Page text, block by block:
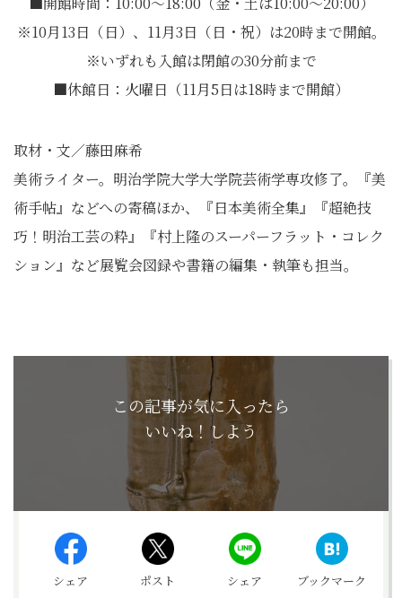
※10月13日（日）、11月3日（日・祝）は20時まで開館。
※いずれも入館は閉館の30分前まで
■休館日：火曜日（11月5日は18時まで開館）
取材・文／藤田麻希
美術ライター。明治学院大学大学院芸術学専攻修了。『美
術手帖』 などへの寄稿ほか、『日本美術全集』『超絶技
巧！明治工芸の粋』
『村上隆のスーパーフラット・コレク
ション』 など展覧会図録や書籍の編集・執筆も担当。
この記事が気に入ったら
いいね！しよう
シェア ポスト シェア ブックマーク